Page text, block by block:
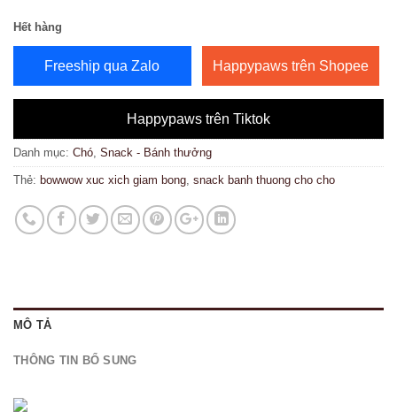
Hết hàng
Freeship qua Zalo Happypaws trên Shopee
Happypaws trên Tiktok
Danh mục: Chó Snack - Bánh thưởng
Thẻ: bowwow xuc xich giam bong snack banh thuong cho cho
MÔ TẢ
THÔNG TIN BỔ SUNG